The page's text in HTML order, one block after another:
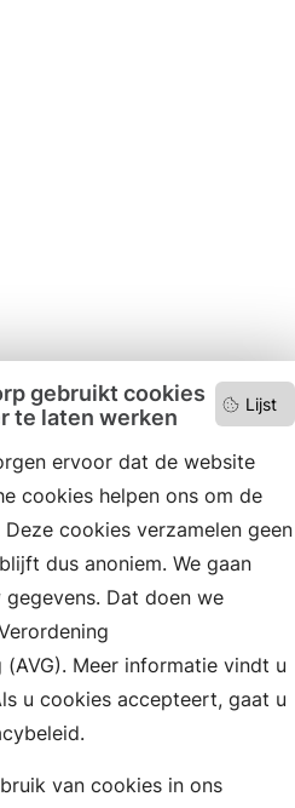
Lijst
gebruikt cookies
te laten werken
ervoor dat de website
cookies helpen ons om de
cookies verzamelen geen
dus anoniem. We gaan
Dat doen we
(AVG). Meer informatie vindt u
u cookies accepteert, gaat u
van cookies in ons